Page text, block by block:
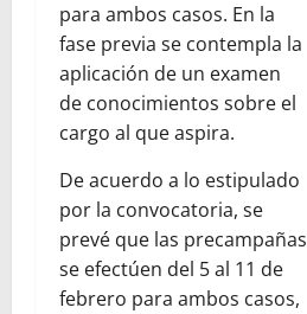
para ambos casos. En la
fase previa se contempla la
aplicación de un examen
de conocimientos sobre el
cargo al que aspira.
De acuerdo a lo estipulado
por la convocatoria, se
prevé que las precampañas
se efectúen del 5 al 11 de
febrero para ambos casos,